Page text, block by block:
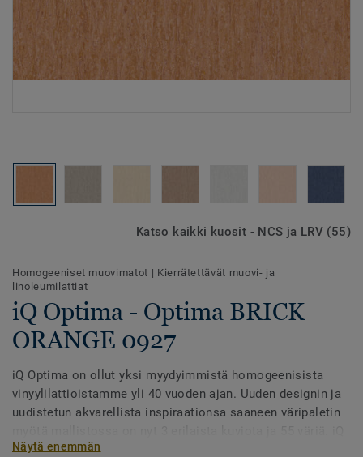
Katso kaikki kuosit - NCS ja LRV (55)
Homogeeniset muovimatot | Kierrätettävät muovi- ja
linoleumilattiat
iQ Optima - Optima BRICK
ORANGE 0927
iQ Optima on ollut yksi myydyimmistä homogeenisista
vinyylilattioistamme yli 40 vuoden ajan. Uuden designin ja
uudistetun akvarellista inspiraationsa saaneen väripaletin
Optima tunnetaan PUR-pinnastaan, joka pidentää
Näytä enemmän